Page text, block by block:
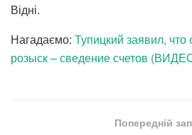
Відні.
Нагадаємо: Тупицкий заявил,
розыск – сведение счетов
Попередній